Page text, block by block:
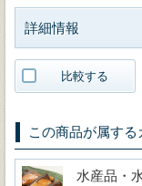
詳細情報
比較する
この商品が属する
水産品・